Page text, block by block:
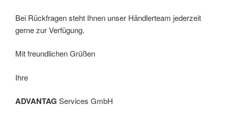
Bei Rückfragen steht Ihnen unser Händlerteam jederzeit
gerne zur Verfügung.
Mit freundlichen Grüßen
Ihre
ADVANTAG Services GmbH